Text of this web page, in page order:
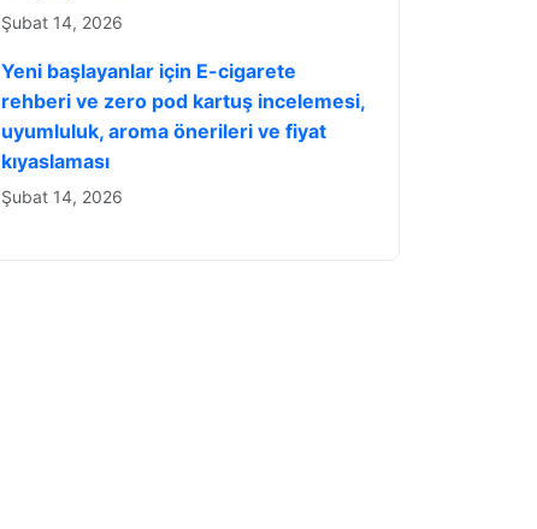
Şubat 14, 2026
Yeni başlayanlar için E-cigarete
rehberi ve zero pod kartuş incelemesi,
uyumluluk, aroma önerileri ve fiyat
kıyaslaması
Şubat 14, 2026